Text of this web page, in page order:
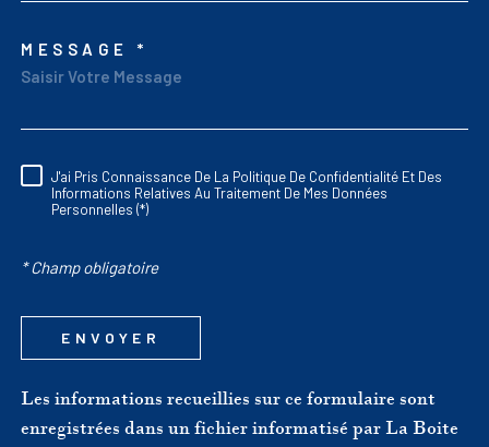
MESSAGE *
RÈGLEMENTATION
J'ai Pris Connaissance De La Politique De Confidentialité Et Des
Informations Relatives Au Traitement De Mes Données
Personnelles (*)
* Champ obligatoire
ENVOYER
Les informations recueillies sur ce formulaire sont
enregistrées dans un fichier informatisé par La Boite